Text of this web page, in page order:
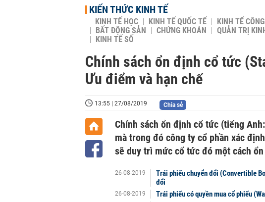
KIẾN THỨC KINH TẾ
KINH TẾ HỌC KINH TẾ QUỐC TẾ KINH TẾ
BẤT ĐỘNG SẢN
CHỨNG KHOÁN QUẢN TRỊ
KINH TẾ SỐ
Chính sách ổn định cổ tức
Ưu điểm và hạn chế
13:55 | 27/08/2019 Chia sẻ
Chính sách ổn định cổ tức (tiếng
mà trong đó công ty cổ phần xác
sẽ duy trì mức cổ tức đó một cách
26-08-2019
Trái phiếu chuyển đổi (Convertible
đổi
26-08-2019 Trái phiếu có quyền mua cổ phiếu